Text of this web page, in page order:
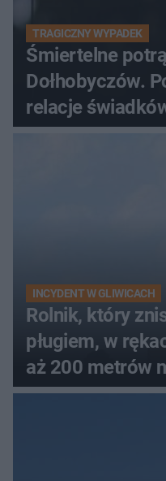
TRAGICZNY WYPADEK
Śmiertelne
Dołhobyczów.
relacje
INCYDENT W GLIWICACH
Rolnik, który
pługiem, w
aż 200 metrów